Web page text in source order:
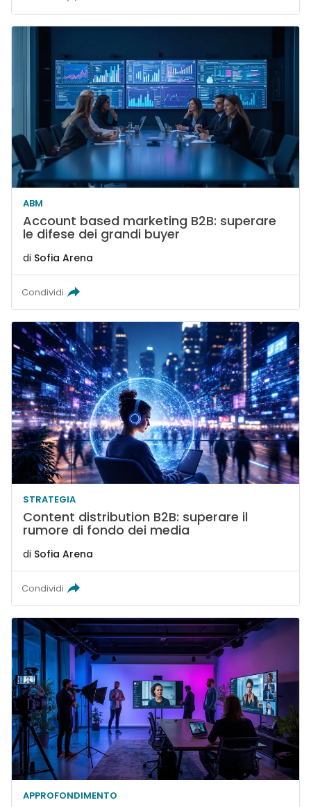
ABM
Account based marketing B2B: superare
le difese dei grandi buyer
di Sofia Arena
Condividi
STRATEGIA
Content distribution B2B: superare il
rumore di fondo dei media
di Sofia Arena
Condividi
APPROFONDIMENTO